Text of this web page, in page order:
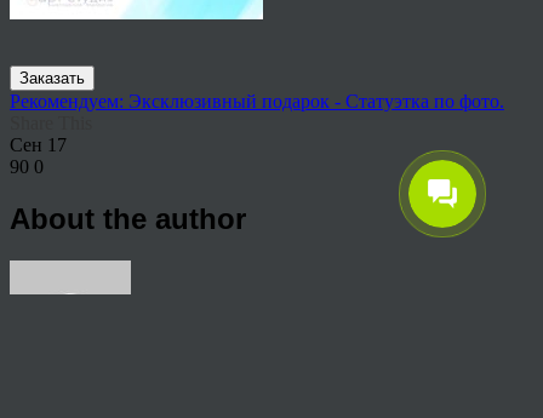
Заказать
Рекомендуем: Эксклюзивный подарок - Статуэтка по фото.
Сен 17
90 0
About the author